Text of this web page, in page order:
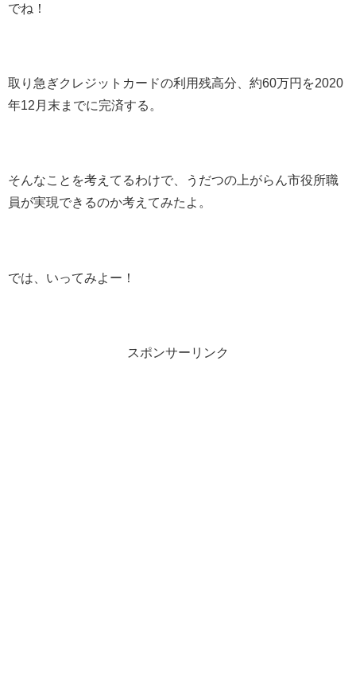
でね！
取り急ぎクレジットカードの利用残高分、約60万円を2020
年12月末までに完済する。
そんなことを考えてるわけで、うだつの上がらん市役所職
員が実現できるのか考えてみたよ。
では、いってみよー！
スポンサーリンク